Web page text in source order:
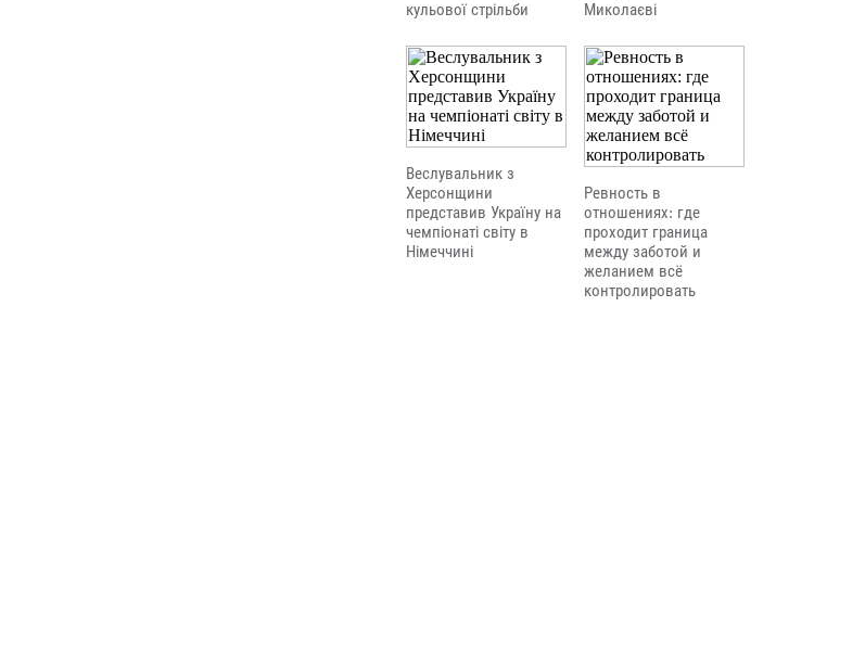
кульової стрільби
Миколаєві
Веслувальник з
Херсонщини
представив Україну на
чемпіонаті світу в
Німеччині
Ревность в
отношениях: где
проходит граница
между заботой и
желанием всё
контролировать